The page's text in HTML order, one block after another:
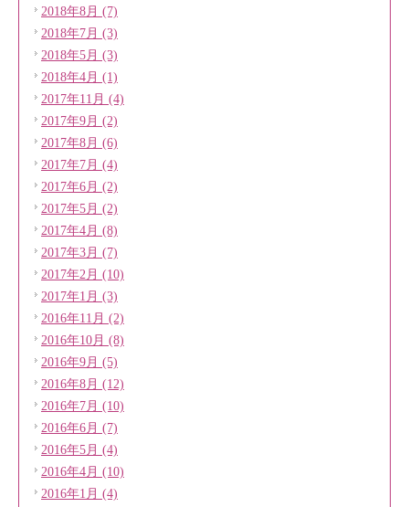
2018年8月 (7)
2018年7月 (3)
2018年5月 (3)
2018年4月 (1)
2017年11月 (4)
2017年9月 (2)
2017年8月 (6)
2017年7月 (4)
2017年6月 (2)
2017年5月 (2)
2017年4月 (8)
2017年3月 (7)
2017年2月 (10)
2017年1月 (3)
2016年11月 (2)
2016年10月 (8)
2016年9月 (5)
2016年8月 (12)
2016年7月 (10)
2016年6月 (7)
2016年5月 (4)
2016年4月 (10)
2016年1月 (4)